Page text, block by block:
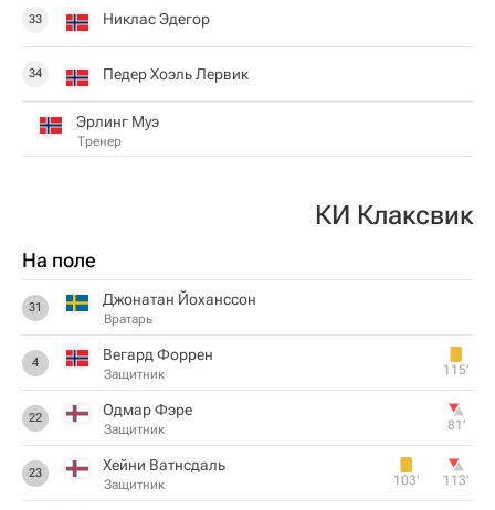
33 Никлас Эдегор
34 Педер Хоэль Лервик
Эрлинг Муэ
Тренер
КИ Клаксвик
На поле
31 Джонатан Йоханссон
Вратарь
4 Вегард Форрен
Защитник 115‎’‎
22 Одмар Фэре
Защитник 81‎’‎
23 Хейни Ватнсдаль
Защитник 103‎’‎ 113‎’‎